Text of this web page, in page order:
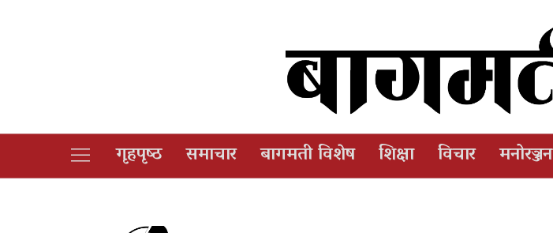
गृहपृष्‍ठ समाचार बागमती विशेष शिक्षा विचार मनोरञ्जन